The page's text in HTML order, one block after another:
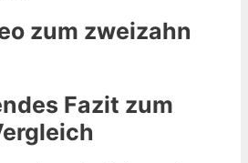
zum zweizahn
Fazit zum